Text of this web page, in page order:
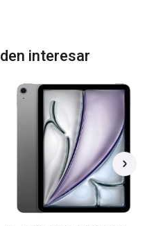
interesar